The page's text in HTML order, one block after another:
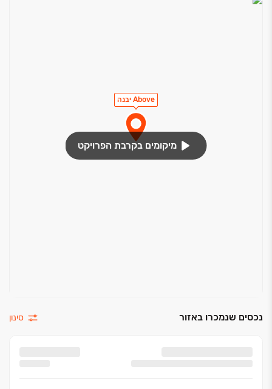
Above יבנה
מיקומים בקרבת הפרויקט
נכסים שנמכרו באזור סינון